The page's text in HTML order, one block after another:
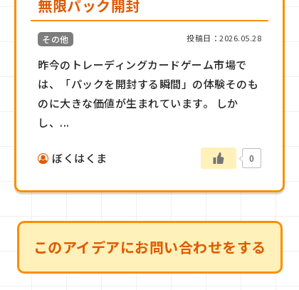
無限パック開封
その他 投稿日：2026.05.28
昨今のトレーディングカードゲーム市場で
は、「パックを開封する瞬間」の体験そのも
のに大きな価値が生まれています。 しか
し、...
ぼくはくま 0
このアイデアにお問い合わせをする